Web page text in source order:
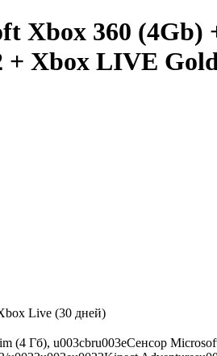
Xbox 360 (4Gb)
+ Xbox LIVE
Live (30 дней)
(4 Гб), u003cbru003eСенсор